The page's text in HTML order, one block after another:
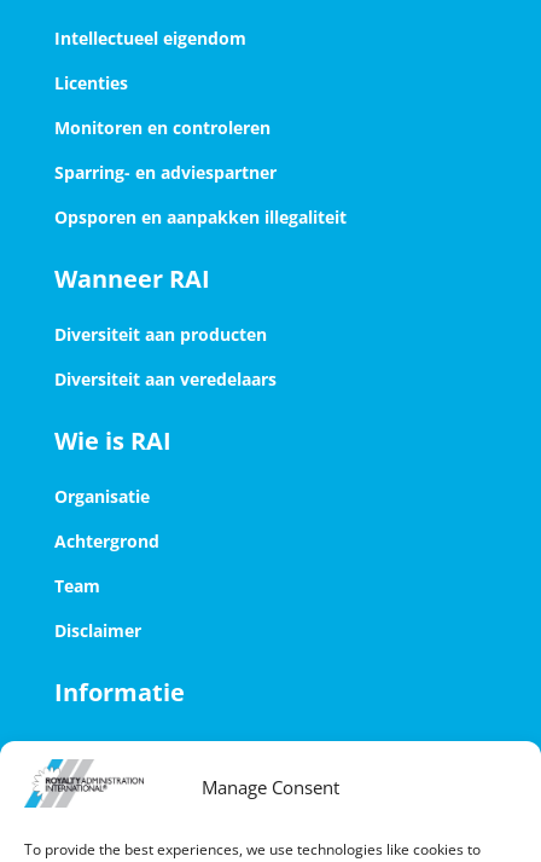
Manage Consent
To provide the best experiences, we use technologies like cookies to
Intellectueel eigendom
Licenties
Monitoren en controleren
Sparring- en adviespartner
Opsporen en aanpakken illegaliteit
Wanneer RAI
Diversiteit aan producten
Diversiteit aan veredelaars
Wie is RAI
Organisatie
Achtergrond
Team
Disclaimer
Informatie
Nieuws
Contact